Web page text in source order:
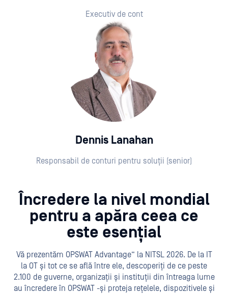
Executiv de cont
Dennis Lanahan
Responsabil de conturi pentru soluții (senior)
Încredere la nivel mondial
pentru a apăra ceea ce
este esențial
Vă prezentăm OPSWAT Advantage” la NITSL 2026. De la IT
la OT și tot ce se află între ele, descoperiți de ce peste
2.100 de guverne, organizații și instituții din întreaga lume
au încredere în OPSWAT -și proteja rețelele, dispozitivele și